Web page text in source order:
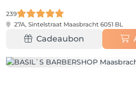
239
27A, Sintelstraat Maasbracht 6051 BL
Cadeaubon